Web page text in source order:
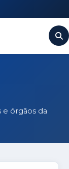
e órgãos da